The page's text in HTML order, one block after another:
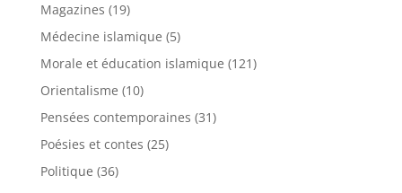
Magazines (19)
Médecine islamique (5)
Morale et éducation islamique (121)
Orientalisme (10)
Pensées contemporaines (31)
Poésies et contes (25)
Politique (36)